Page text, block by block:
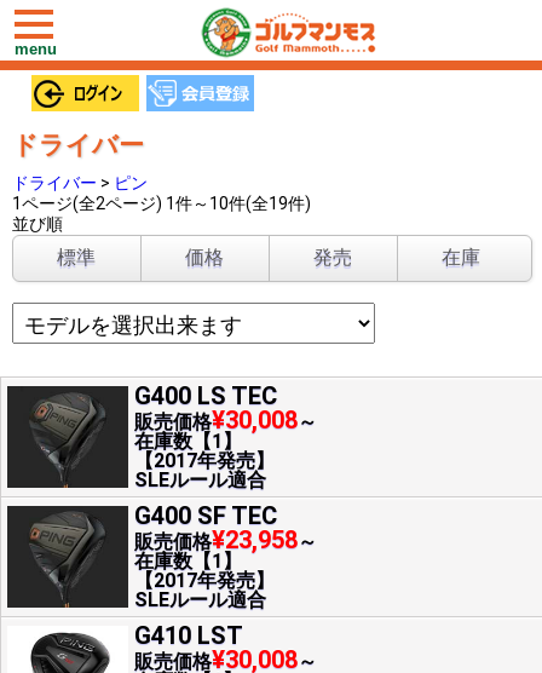
toggle
navigation
menu
ドライバー
ドライバー > ピン
1ページ(全2ページ) 1件～10件(全19件)
並び順
標準 価格 発売 在庫
G400 LS TEC
販売価格¥30,008～
在庫数【1】
【2017年発売】
SLEルール適合
G400 SF TEC
販売価格¥23,958～
在庫数【1】
【2017年発売】
SLEルール適合
G410 LST
販売価格¥30,008～